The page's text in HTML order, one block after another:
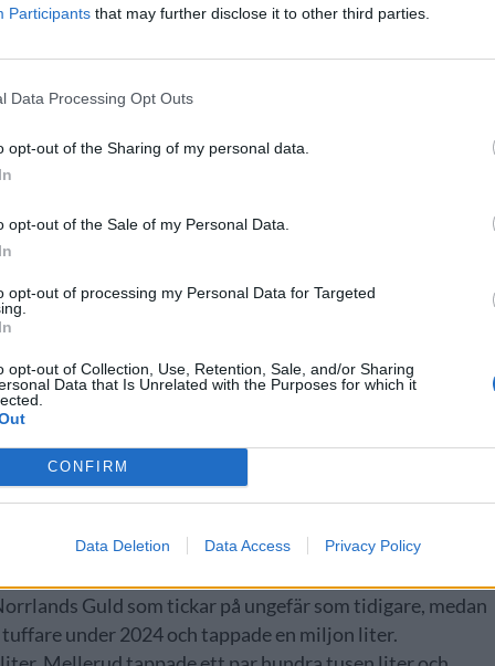
Participants that may further disclose it to other third parties.
Data Processing Opt Outs
opt-out of the Sharing of my personal data.
opt-out of the Sale of my Personal Data.
opt-out of processing my Personal Data for Targeted
opt-out of Collection, Use, Retention, Sale, and/or Sharing
Data that Is Unrelated with the Purposes for which it
CONFIRM
Data Deletion Data Access Privacy Policy
sammantaget på ölen Nästgårds Lager, Bron Lager
Starköl och Kung.
under 2024 har gett bryggeriet mersmak, i mars
Pelles Pilsner som kommer bli
som Ey’Bro 50 centiliter.
sina 87 miljoner liter på Systembolaget, en uppgång
Guld som tickar på ungefär som tidigare, medan
under 2024 och tappade en miljon liter.